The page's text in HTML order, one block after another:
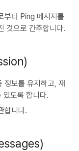
부터 Ping 메시지를
것으로 간주합니다.
정보를 유지하고, 재
있도록 합니다.
합니다.